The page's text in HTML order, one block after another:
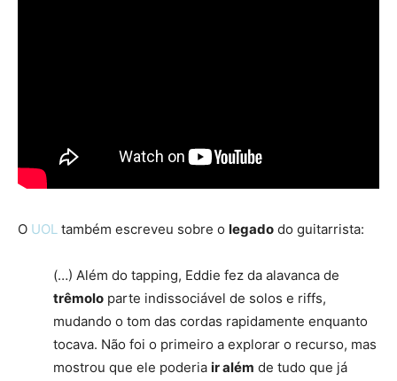
O UOL também escreveu sobre o legado do guitarrista:
(…) Além do tapping, Eddie fez da alavanca de
trêmolo parte indissociável de solos e riffs,
mudando o tom das cordas rapidamente enquanto
tocava. Não foi o primeiro a explorar o recurso, mas
mostrou que ele poderia ir além de tudo que já